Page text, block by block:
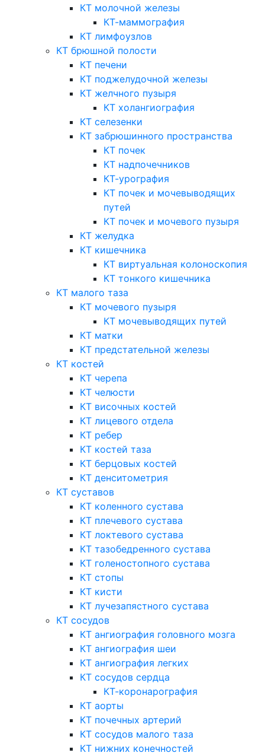
КТ молочной железы
КТ-маммография
КТ лимфоузлов
КТ брюшной полости
КТ печени
КТ поджелудочной железы
КТ желчного пузыря
КТ холангиография
КТ селезенки
КТ забрюшинного пространства
КТ почек
КТ надпочечников
КТ-урография
КТ почек и мочевыводящих
путей
КТ почек и мочевого пузыря
КТ желудка
КТ кишечника
КТ виртуальная колоноскопия
КТ тонкого кишечника
КТ малого таза
КТ мочевого пузыря
КТ мочевыводящих путей
КТ матки
КТ предстательной железы
КТ костей
КТ черепа
КТ челюсти
КТ височных костей
КТ лицевого отдела
КТ ребер
КТ костей таза
КТ берцовых костей
КТ денситометрия
КТ суставов
КТ коленного сустава
КТ плечевого сустава
КТ локтевого сустава
КТ тазобедренного сустава
КТ голеностопного сустава
КТ стопы
КТ кисти
КТ лучезапястного сустава
КТ сосудов
КТ ангиография головного мозга
КТ ангиография шеи
КТ ангиография легких
КТ сосудов сердца
КТ-коронарография
КТ аорты
КТ почечных артерий
КТ сосудов малого таза
КТ нижних конечностей